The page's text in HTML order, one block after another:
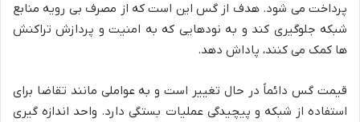
پرداخت می شود. هدف از گس این است که از مصرف بی رویه منابع
شبکه جلوگیری کند و به نودهایی که به امنیت و پردازش تراکنش
ها کمک می کنند، پاداش دهد.
قیمت گس دائماً در حال تغییر است و به عواملی مانند تقاضا برای
استفاده از شبکه و پیچیدگی عملیات بستگی دارد. واحد اندازه گیری